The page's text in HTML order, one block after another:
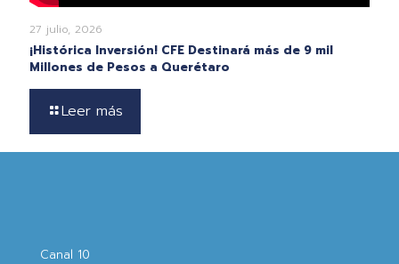
27 julio, 2026
¡Histórica Inversión! CFE Destinará más de 9 mil
Millones de Pesos a Querétaro
Leer más
Canal 10